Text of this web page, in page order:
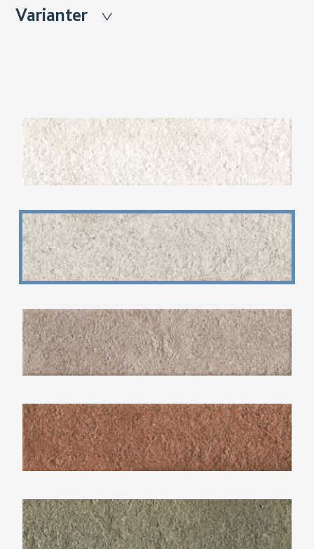
Varianter